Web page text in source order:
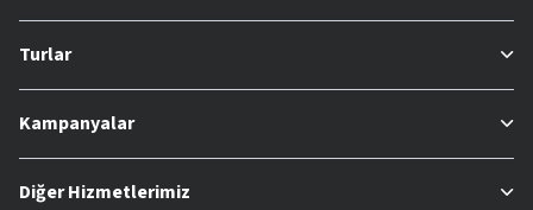
Turlar
Kampanyalar
Diğer Hizmetlerimiz